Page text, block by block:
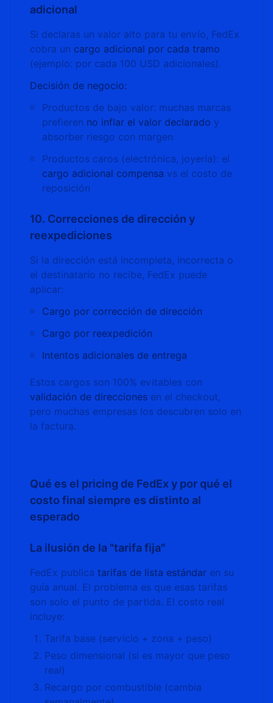
adicional
Si declaras un valor alto para tu envío, FedEx
cobra un cargo adicional por cada tramo
(ejemplo: por cada 100 USD adicionales).
Decisión de negocio:
Productos de bajo valor: muchas marcas
prefieren no inflar el valor declarado y
absorber riesgo con margen
Productos caros (electrónica, joyería): el
cargo adicional compensa vs el costo de
reposición
10. Correcciones de dirección y
reexpediciones
Si la dirección está incompleta, incorrecta o
el destinatario no recibe, FedEx puede
aplicar:
Cargo por corrección de dirección
Cargo por reexpedición
Intentos adicionales de entrega
Estos cargos son 100% evitables con
validación de direcciones en el checkout,
pero muchas empresas los descubren solo en
la factura.
Qué es el pricing de FedEx y por qué el
costo final siempre es distinto al
esperado
La ilusión de la "tarifa fija"
FedEx publica tarifas de lista estándar en su
guía anual. El problema es que esas tarifas
son solo el punto de partida. El costo real
incluye:
Tarifa base (servicio + zona + peso)
Peso dimensional (si es mayor que peso
real)
Recargo por combustible (cambia